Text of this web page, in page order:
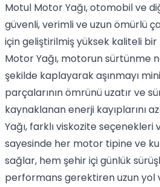
Motul Motor Yağı, otomobil ve
güvenli, verimli ve uzun ömürlü
için geliştirilmiş yüksek kaliteli bir
Motor Yağı, motorun sürtünme
şekilde kaplayarak aşınmayı
parçalarının ömrünü uzatır ve
kaynaklanan enerji kayıplarını
Yağı, farklı viskozite
sayesinde her motor tipine ve
sağlar, hem şehir içi günlük
performans gerektiren uzun yol